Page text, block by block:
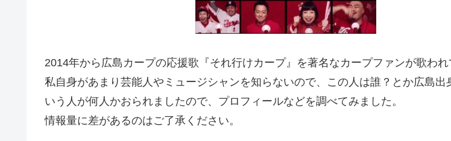
2014年から広島カープの応援歌『それ行けカープ』を著名なカープファンが歌われ
私自身があまり芸能人やミュージシャンを知らないので、この人は誰？とか広島出
いう人が何人かおられましたので、プロフィールなどを調べてみました。
情報量に差があるのはご了承ください。